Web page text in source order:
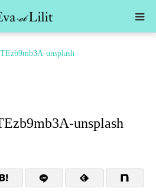
unsplash
unsplash